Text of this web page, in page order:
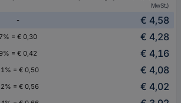
MwSt.)
-
€ 4,58
7% = € 0,30
€ 4,28
9% = € 0,42
€ 4,16
= € 0,50
€ 4,08
= € 0,56
€ 4,02